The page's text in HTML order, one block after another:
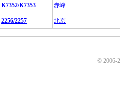
K7352/K7353 赤峰
2256/2257 北京
© 2006-